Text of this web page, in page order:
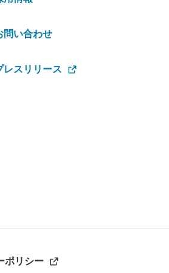
問い合わせ
レスリリース
ポリシー